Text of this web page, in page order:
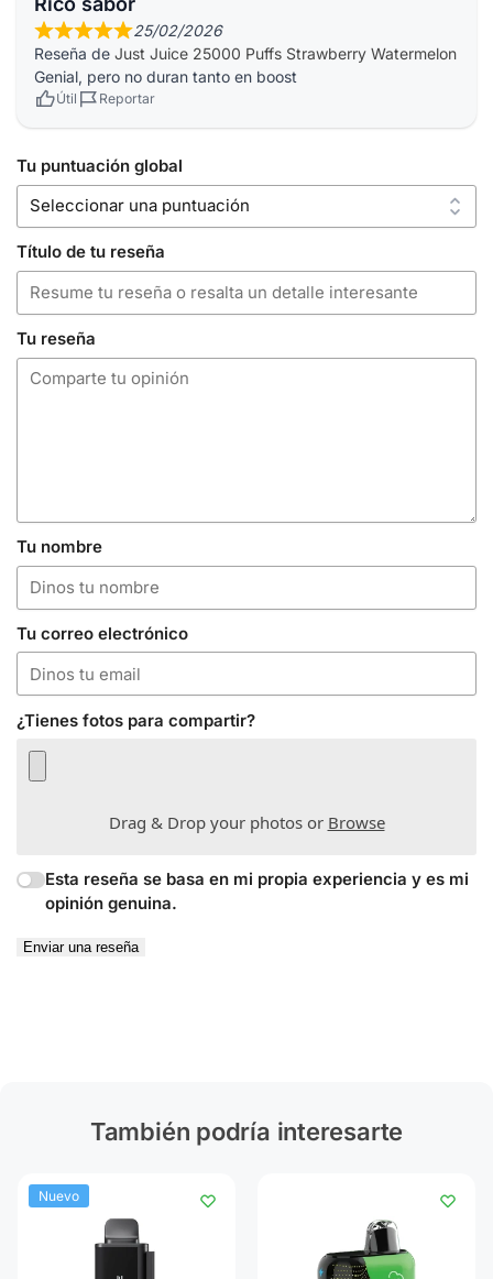
25/02/2026
Reseña de Just Juice 25000 Puffs Strawberry Watermelon
Genial, pero no duran tanto en boost
Útil Reportar
Tu puntuación global
Título de tu reseña
Tu reseña
Tu nombre
Tu correo electrónico
¿Tienes fotos para compartir?
Drag & Drop your photos or Browse
Esta reseña se basa en mi propia experiencia y es mi
opinión genuina.
Enviar una reseña
También podría interesarte
Nuevo